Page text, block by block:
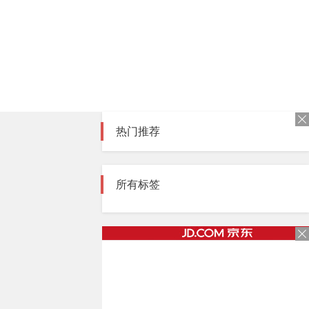
热门推荐
所有标签